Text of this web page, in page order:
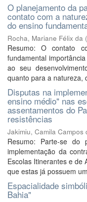
O planejamento da
contato com a
do ensino
Rocha, Mariane Félix da (
Resumo: O contato
fundamental
ao seu
quanto para a natureza,
Disputas na
ensino médio" nas
assentamentos do
resistências
Jakimiu, Camila Campos
Resumo: Parte-se do
implementação da
Escolas Itinerantes e de
que estas já possuem
Espacialidade
Bahia"